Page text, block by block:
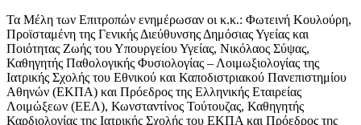
Τα Μέλη των Επιτροπών ενημέρωσαν οι κ.κ.: Φωτεινή Κουλούρη,
Προϊσταμένη της Γενικής Διεύθυνσης Δημόσιας Υγείας και
Ποιότητας Ζωής του Υπουργείου Υγείας, Νικόλαος Σύψας,
Καθηγητής Παθολογικής Φυσιολογίας – Λοιμωξιολογίας της
Ιατρικής Σχολής του Εθνικού και Καποδιστριακού Πανεπιστημίου
Αθηνών (ΕΚΠΑ) και Πρόεδρος της Ελληνικής Εταιρείας
Λοιμώξεων (ΕΕΛ), Κωνσταντίνος Τούτουζας, Καθηγητής
Καρδιολογίας της Ιατρικής Σχολής του ΕΚΠΑ και Πρόεδρος της